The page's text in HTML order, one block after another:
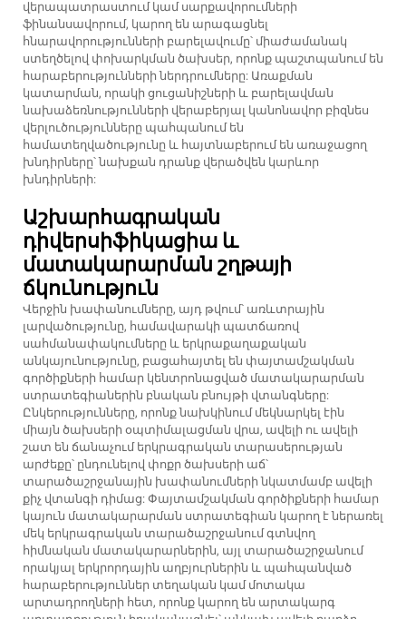
վերապատրաստում կամ սարքավորումների
ֆինանսավորում, կարող են արագացնել
հնարավորությունների բարելավումը՝ միաժամանակ
ստեղծելով փոխարկման ծախսեր, որոնք պաշտպանում են
հարաբերությունների ներդրումները: Առաքման
կատարման, որակի ցուցանիշների և բարելավման
նախաձեռնությունների վերաբերյալ կանոնավոր բիզնես
վերլուծությունները պահպանում են
համատեղվածությունը և հայտնաբերում են առաջացող
խնդիրները՝ նախքան դրանք վերածվեն կարևոր
խնդիրների:
Աշխարհագրական
դիվերսիֆիկացիա և
մատակարարման շղթայի
ճկունություն
Վերջին խափանումները, այդ թվում՝ առևտրային
լարվածությունը, համավարակի պատճառով
սահմանափակումները և երկրաքաղաքական
անկայունությունը, բացահայտել են փայտամշակման
գործիքների համար կենտրոնացված մատակարարման
ստրատեգիաներին բնական բնույթի վտանգները:
Ընկերությունները, որոնք նախկինում մեկնարկել էին
միայն ծախսերի օպտիմալացման վրա, ավելի ու ավելի
շատ են ճանաչում երկրագրական տարասերության
արժեքը՝ ընդունելով փոքր ծախսերի աճ՝
տարածաշրջանային խափանումների նկատմամբ ավելի
քիչ վտանգի դիմաց: Փայտամշակման գործիքների համար
կայուն մատակարարման ստրատեգիան կարող է ներառել
մեկ երկրագրական տարածաշրջանում գտնվող
հիմնական մատակարարներին, այլ տարածաշրջանում
որակյալ երկրորդային աղբյուրներին և պահպանված
հարաբերություններ տեղական կամ մոտակա
արտադրողների հետ, որոնք կարող են արտակարգ